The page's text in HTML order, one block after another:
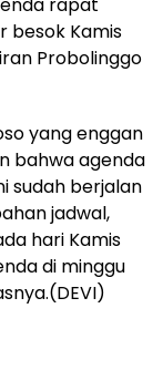
besok Kamis
Probolinggo
yang enggan
bahwa agenda
sudah berjalan
jadwal,
hari Kamis
di minggu